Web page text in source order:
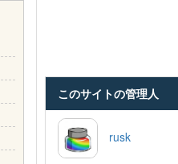
このサイトの管理人
rusk